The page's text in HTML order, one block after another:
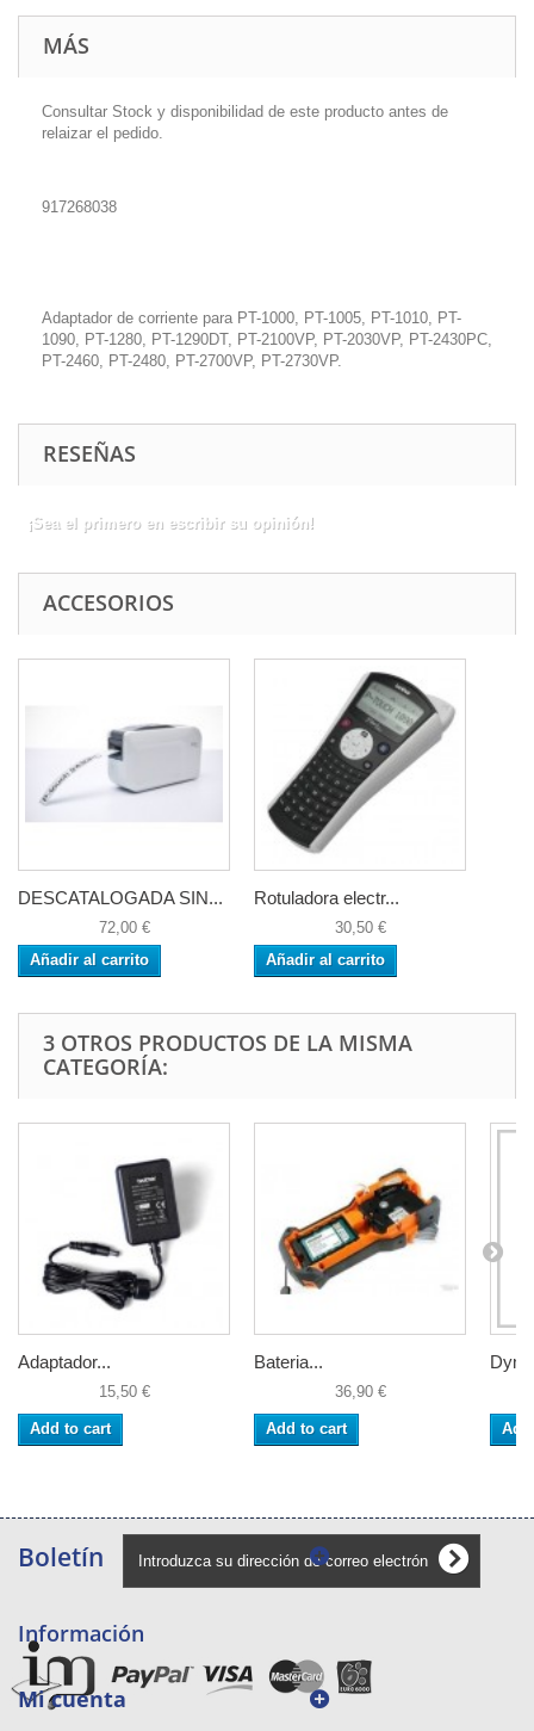
MÁS
Consultar Stock y disponibilidad de este producto antes de
relaizar el pedido.
917268038
Adaptador de corriente para PT-1000, PT-1005, PT-1010, PT-
1090, PT-1280, PT-1290DT, PT-2100VP, PT-2030VP, PT-2430PC,
PT-2460, PT-2480, PT-2700VP, PT-2730VP.
RESEÑAS
¡Sea el primero en escribir su opinión!
ACCESORIOS
DESCATALOGADA SIN...
72,00 €
Añadir al carrito
Rotuladora electr...
30,50 €
Añadir al carrito
3 OTROS PRODUCTOS DE LA MISMA
CATEGORÍA:
Adaptador...
15,50 €
Add to cart
Bateria...
36,90 €
Add to cart
Boletín
Información
Mi cuenta